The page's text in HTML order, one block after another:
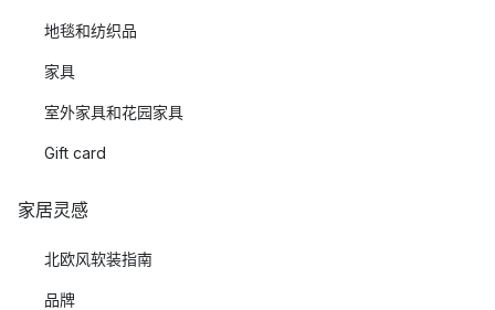
地毯和纺织品
家具
室外家具和花园家具
Gift card
家居灵感
北欧风软装指南
品牌